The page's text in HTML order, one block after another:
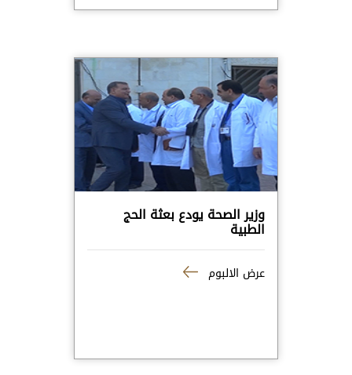
وزير الصحة يودع بعثة الحج
الطبية
عرض الالبوم